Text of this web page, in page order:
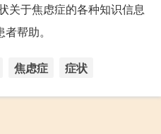
关于焦虑症的各种知识信息
帮助。
焦虑症 症状